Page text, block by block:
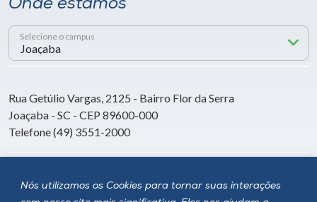
Nós utilizamos os Cookies para tornar suas interações
Onde estamos
Selecione o campus
Rua Getúlio Vargas, 2125 - Bairro Flor da Serra
Joaçaba - SC - CEP 89600-000
Telefone (49) 3551-2000
Siga a Unoesc